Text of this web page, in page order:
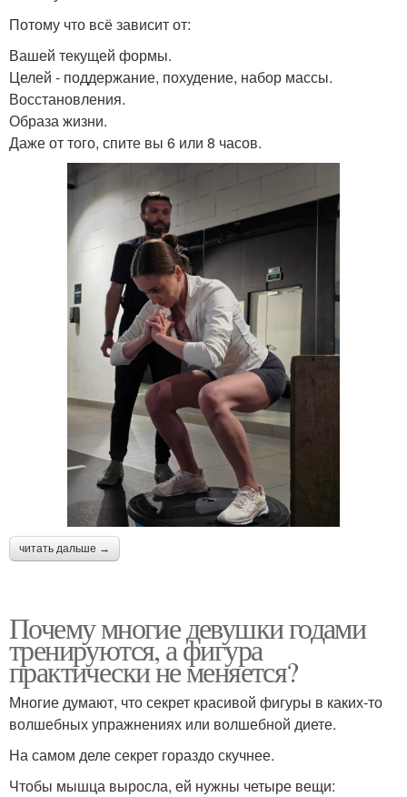
Потому что всё зависит от:
Вашей текущей формы.
Целей - поддержание, похудение, набор массы.
Восстановления.
Образа жизни.
Даже от того, спите вы 6 или 8 часов.
читать дальше →
Почему многие девушки годами
тренируются, а фигура
практически не меняется?
Многие думают, что секрет красивой фигуры в каких-то
волшебных упражнениях или волшебной диете.
На самом деле секрет гораздо скучнее.
Чтобы мышца выросла, ей нужны четыре вещи: